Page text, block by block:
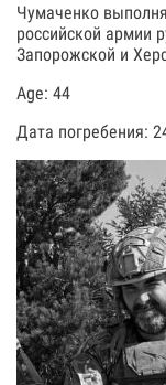
Чумаченко
российской армии
Запорожской и
Age: 44
Дата погребения: